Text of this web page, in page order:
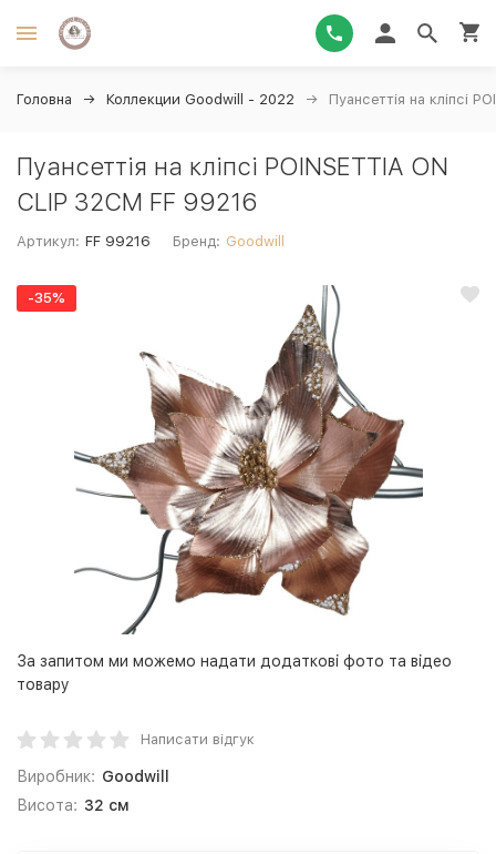
Головна Коллекции Goodwill - 2022 Пуансеттія на кліпсі
Пуансеттія на кліпсі POINSETTIA ON
CLIP 32CM FF 99216
Артикул: FF 99216 Бренд: Goodwill
-35%
За запитом ми можемо надати додаткові фото та відео
товару
Написати відгук
Виробник: Goodwill
Висота: 32 см